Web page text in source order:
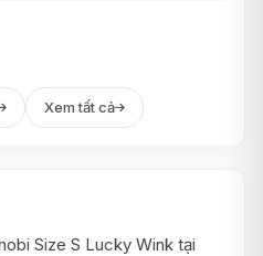
Xem tất cả
Size S Lucky Wink tại